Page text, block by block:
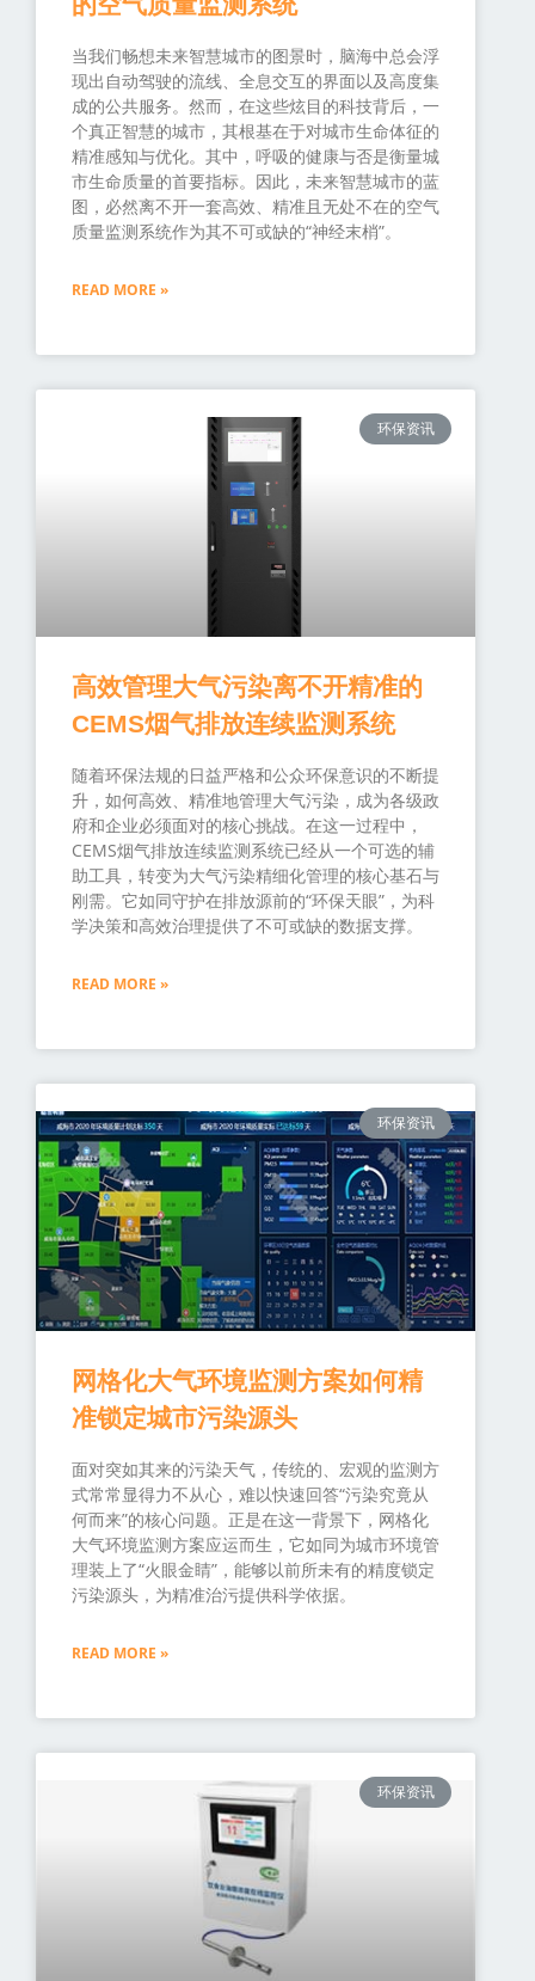
当我们畅想未来智慧城市的图景时，脑海中总会浮
现出自动驾驶的流线、全息交互的界面以及高度集
成的公共服务。然而，在这些炫目的科技背后，一
个真正智慧的城市，其根基在于对城市生命体征的
精准感知与优化。其中，呼吸的健康与否是衡量城
市生命质量的首要指标。因此，未来智慧城市的蓝
图，必然离不开一套高效、精准且无处不在的空气
质量监测系统作为其不可或缺的“神经末梢”。
READ MORE »
环保资讯
高效管理大气污染离不开精准的
CEMS烟气排放连续监测系统
随着环保法规的日益严格和公众环保意识的不断提
升，如何高效、精准地管理大气污染，成为各级政
府和企业必须面对的核心挑战。在这一过程中，
CEMS烟气排放连续监测系统已经从一个可选的辅
助工具，转变为大气污染精细化管理的核心基石与
刚需。它如同守护在排放源前的“环保天眼”，为科
学决策和高效治理提供了不可或缺的数据支撑。
READ MORE »
环保资讯
网格化大气环境监测方案如何精
准锁定城市污染源头
面对突如其来的污染天气，传统的、宏观的监测方
式常常显得力不从心，难以快速回答“污染究竟从
何而来”的核心问题。正是在这一背景下，网格化
大气环境监测方案应运而生，它如同为城市环境管
理装上了“火眼金睛”，能够以前所未有的精度锁定
污染源头，为精准治污提供科学依据。
READ MORE »
环保资讯